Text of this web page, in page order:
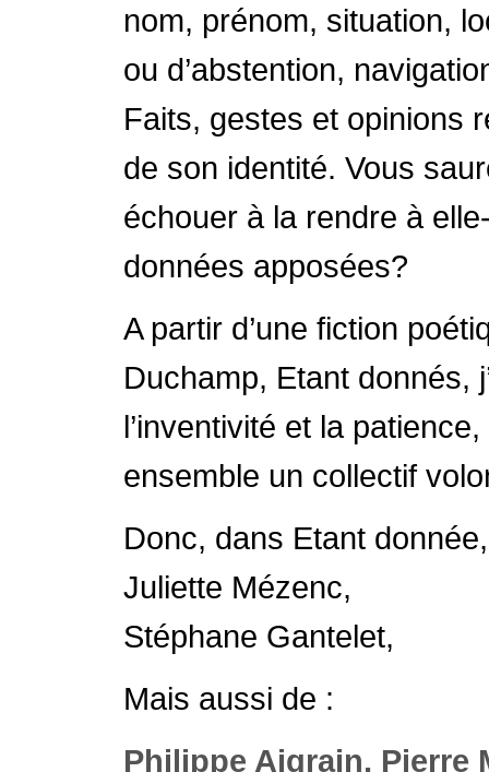
nom, prénom, situation,
ou d’abstention,
Faits, gestes et opinions
de son identité. Vous
échouer à la rendre à
données apposées?
A partir d’une fiction
Duchamp, Etant donnés,
l’inventivité et la
ensemble un collectif
Donc, dans Etant
Juliette Mézenc,
Stéphane Gantelet,
Mais aussi de :
Philippe Aigrain, Pierre